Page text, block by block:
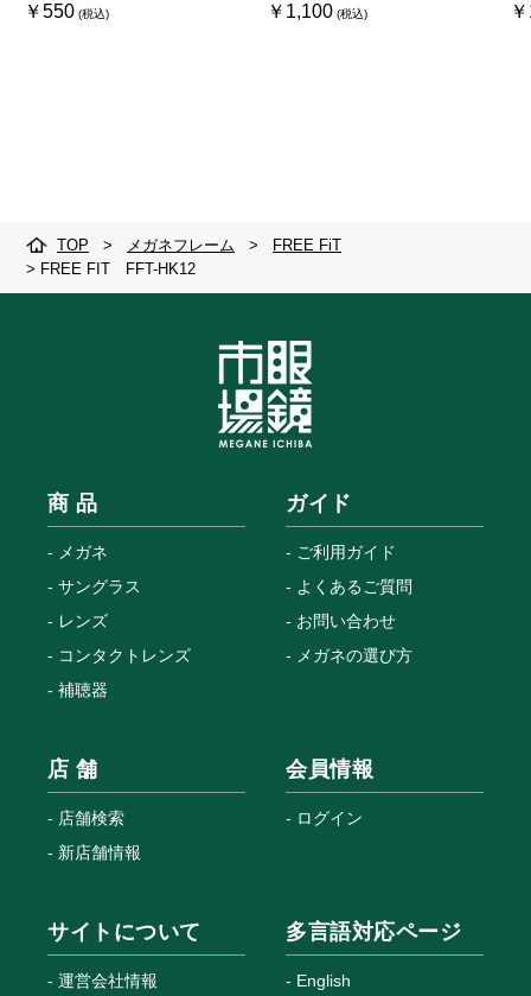
￥550 ￥1,100
TOP > メガネフレーム >
FREE FiT
> FREE FIT FFT-HK12
商 品
メガネ
サングラス
レンズ
コンタクトレンズ
補聴器
ガイド
ご利用ガイド
よくあるご質問
お問い合わせ
メガネの選び方
店 舗
店舗検索
新店舗情報
会員情報
ログイン
サイトについて
運営会社情報
多言語対応ページ
English